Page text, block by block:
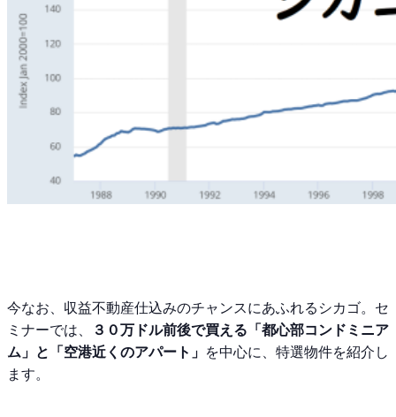
今なお、収益不動産仕込みのチャンスにあふれるシカゴ。セ
ミナーでは、
３０万ドル前後で買える 「都心部コンドミニア
ム」と「空港近くのアパート」 を中心に、特選物件を紹介し
ます。